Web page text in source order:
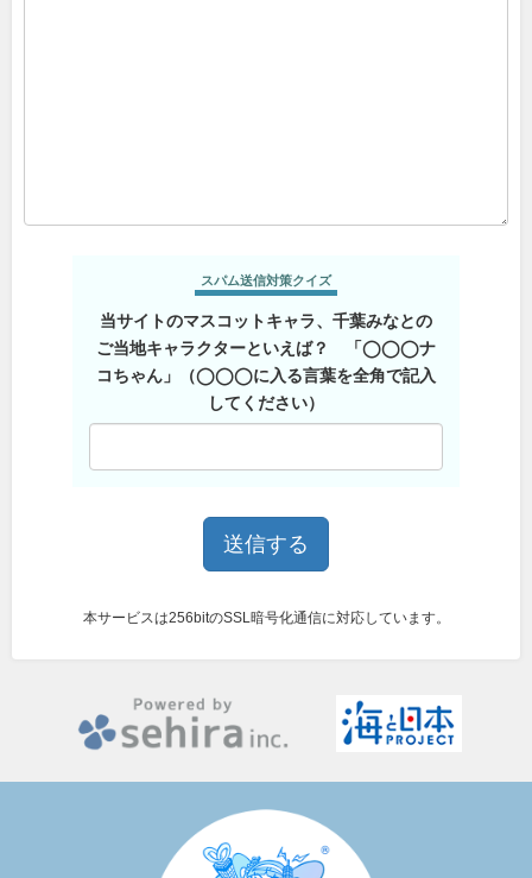
スパム送信対策クイズ
当サイトのマスコットキャラ、千葉みなとの
ご当地キャラクターといえば？ 「◯◯◯ナ
コちゃん」（◯◯◯に入る言葉を全角で記入
してください）
本サービスは256bitのSSL暗号化通信に対応しています。